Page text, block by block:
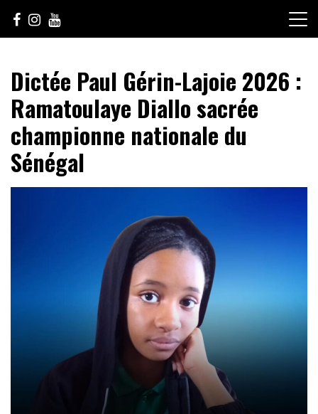
content
sunuculture
Dictée Paul Gérin-Lajoie 2026 :
Ramatoulaye Diallo sacrée
championne nationale du
Sénégal